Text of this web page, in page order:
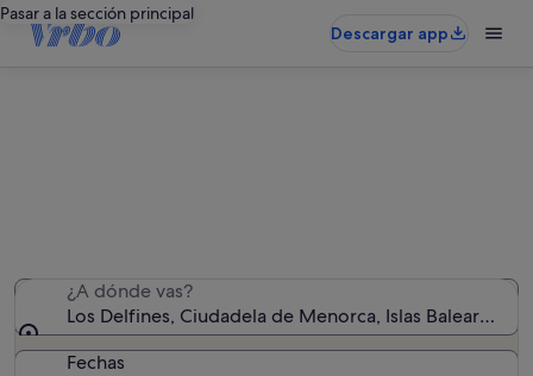
Pasar a la sección principal
Descargar app
¿A dónde vas?
Los Delfines, Ciudadela de Menorca, Islas Baleares,
Fechas